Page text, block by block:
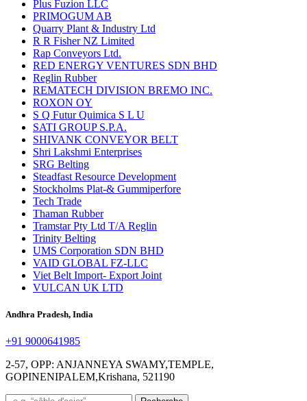
Plus Fuzion LLC
PRIMOGUM AB
Quarry Plant & Industry Ltd
R R Fisher NZ Limited
Rap Conveyors Ltd.
RED ENERGY VENTURES SDN BHD
Reglin Rubber
REMATECH DIVISION BREMO INC.
ROXON OY
S Q Futur Quimica S L U
SATI GROUP S.P.A.
SHIVANK CONVEYOR BELT
Shri Lakshmi Enterprises
SRG Belting
Steadfast Resource Development
Stockholms Plat-& Gummiperfore
Tech Trade
Thaman Rubber
Tramstar Pty Ltd T/A Reglin
Trinity Belting
UMS Corporation SDN BHD
VAID GLOBAL FZ-LLC
Viet Belt Import- Export Joint
VULCAN UK LTD
Andhra Pradesh, India
+91 9000641985
2-57, OPP: ANJANNEYA SWAMY,TEMPLE,
GOPINENIPALEM,Krishana, 521190